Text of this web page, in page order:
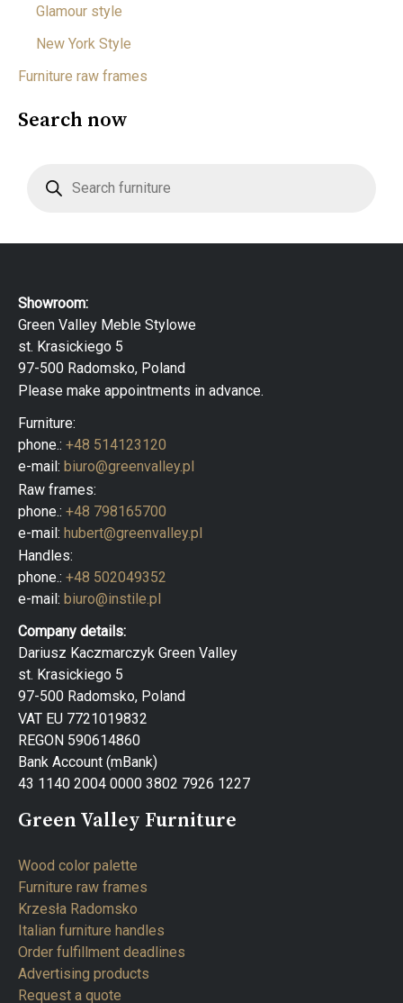
Glamour style
New York Style
Furniture raw frames
Search now
t
a
r
c
h
Showroom:
Green Valley Meble Stylowe
st. Krasickiego 5
97-500 Radomsko, Poland
Please make appointments in advance.
Furniture:
phone.: +48 514123120
e-mail: biuro@greenvalley.pl
Raw frames:
phone.: +48 798165700
e-mail: hubert@greenvalley.pl
Handles:
phone.: +48 502049352
e-mail: biuro@instile.pl
Company details:
Dariusz Kaczmarczyk Green Valley
st. Krasickiego 5
97-500 Radomsko, Poland
VAT EU 7721019832
REGON 590614860
Bank Account (mBank)
43 1140 2004 0000 3802 7926 1227
Green Valley Furniture
Wood color palette
Furniture raw frames
Krzesła Radomsko
Italian furniture handles
Order fulfillment deadlines
Advertising products
Request a quote